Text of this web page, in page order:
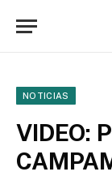
NOTICIAS
VIDEO: